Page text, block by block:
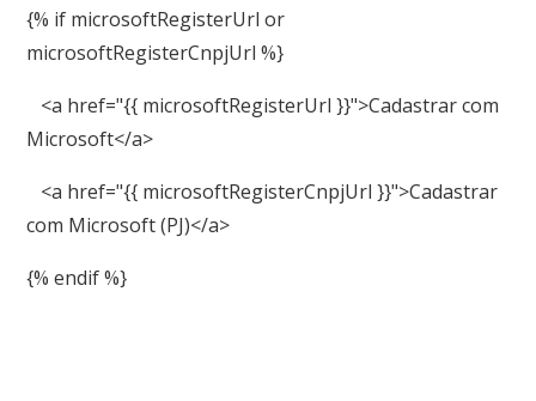
{% if microsoftRegisterUrl or
microsoftRegisterCnpjUrl %}
<a href="{{ microsoftRegisterUrl }}">Cadastrar com
Microsoft</a>
<a href="{{ microsoftRegisterCnpjUrl }}">Cadastrar
com Microsoft (PJ)</a>
{% endif %}